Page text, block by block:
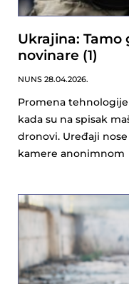
Ukrajina: Tamo
novinare (1)
NUNS 28.04.2026.
Promena
kada su na spisak
dronovi. Uređaji
kamere anonimnom